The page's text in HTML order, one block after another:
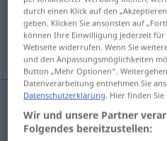
(Für mehr Details die
inventarizace, inventura
inventarizacef
durch einen Klick auf den
geben. Klicken Sie ansonsten auf
können Ihre Einwilligung jederzeit für
Webseite widerrufen. Wenn Sie
und den Anpassungsmöglichkeiten
Button „Mehr Optionen“.
Datenverarbeitung entnehmen Sie
Datenschutzerklärung. Hier finden
Wir und unsere Partner
Folgendes bereitzustellen: